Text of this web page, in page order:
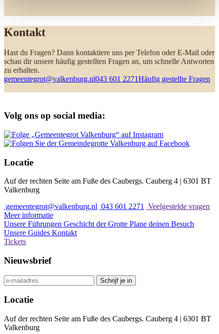
Kontakt
Hast du Fragen? Dann kontaktiere uns per Telefon oder E-Mail oder
schau dir unsere häufig gestellten Fragen an, um schnelle Antworten
zu erhalten.
gemeentegrot@valkenburg.nl043 601 2271Häufig gestellte Fragen
Volg ons op social media:
Locatie
Auf der rechten Seite am Fuße des Caubergs. Cauberg 4 | 6301 BT
Valkenburg
gemeentegrot@valkenburg.nl 043 601 2271
Veelgestelde vragen
Meer informatie
Unsere Führungen Geschicht der Grotte Plane deinen Besuch
Unsere Guides Kontakt
Tickets
Nieuwsbrief
Schrijf je in
Locatie
Auf der rechten Seite am Fuße des Caubergs. Cauberg 4 | 6301 BT
Valkenburg